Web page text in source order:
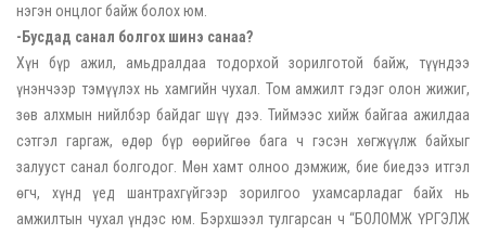
нэгэн онцлог байж болох юм.
-Бусдад санал болгох шинэ санаа?
Хүн бүр ажил, амьдралдаа тодорхой зорилготой байж, түүндээ
үнэнчээр тэмүүлэх нь хамгийн чухал. Том амжилт гэдэг олон жижиг,
зөв алхмын нийлбэр байдаг шүү дээ. Тиймээс хийж байгаа ажилдаа
сэтгэл гаргаж, өдөр бүр өөрийгөө бага ч гэсэн хөгжүүлж байхыг
залууст санал болгодог. Мөн хамт олноо дэмжиж, бие биедээ итгэл
өгч, хүнд үед шантрахгүйгээр зорилгоо ухамсарладаг байх нь
амжилтын чухал үндэс юм. Бэрхшээл тулгарсан ч “БОЛОМЖ ҮРГЭЛЖ